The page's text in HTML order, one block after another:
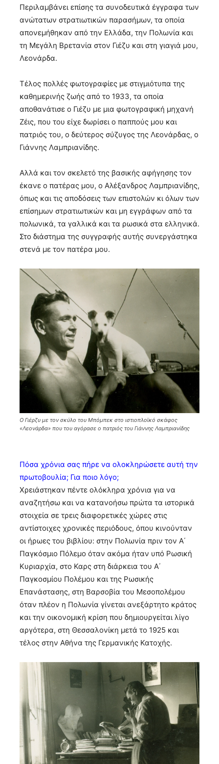
Περιλαμβάνει επίσης τα συνοδευτικά έγγραφα των
ανώτατων στρατιωτικών παρασήμων, τα οποία
απονεμήθηκαν από την Ελλάδα, την Πολωνία και
τη Μεγάλη Βρετανία στον Γιέζυ και στη γιαγιά μου,
Λεονάρδα.
Τέλος πολλές φωτογραφίες με στιγμιότυπα της
καθημερινής ζωής από το 1933, τα οποία
αποθανάτισε ο Γιέζυ με μια φωτογραφική μηχανή
Zέις, που του είχε δωρίσει ο παππούς μου και
πατριός του, ο δεύτερος σύζυγος της Λεονάρδας, ο
Γιάννης Λαμπριανίδης.
Αλλά και τον σκελετό της βασικής αφήγησης τον
έκανε ο πατέρας μου, ο Αλέξανδρος Λαμπριανίδης,
όπως και τις αποδόσεις των επιστολών κι όλων των
επίσημων στρατιωτικών και μη εγγράφων από τα
πολωνικά, τα γαλλικά και τα ρωσικά στα ελληνικά.
Στο διάστημα της συγγραφής αυτής συνεργάστηκα
στενά με τον πατέρα μου.
Ο Γιέρζυ με τον σκύλο του Μπόμπεκ στο ιστιοπλοϊκό σκάφος
«Λεονάρδα» που του αγόρασε ο πατριός του Γιάννης Λαμπριανίδης
Πόσα χρόνια σας πήρε να ολοκληρώσετε αυτή την
πρωτοβουλία; Για ποιο λόγο;
Χρειάστηκαν πέντε ολόκληρα χρόνια για να
αναζητήσω και να κατανοήσω πρώτα τα ιστορικά
στοιχεία σε τρεις διαφορετικές χώρες στις
αντίστοιχες χρονικές περιόδους, όπου κινούνταν
οι ήρωες του βιβλίου: στην Πολωνία πριν τον Α΄
Παγκόσμιο Πόλεμο όταν ακόμα ήταν υπό Ρωσική
Κυριαρχία, στο Καρς στη διάρκεια του Α΄
Παγκοσμίου Πολέμου και της Ρωσικής
Επανάστασης, στη Βαρσοβία του Μεσοπολέμου
όταν πλέον η Πολωνία γίνεται ανεξάρτητο κράτος
και την οικονομική κρίση που δημιουργείται λίγο
αργότερα, στη Θεσσαλονίκη μετά το 1925 και
τέλος στην Αθήνα της Γερμανικής Κατοχής.